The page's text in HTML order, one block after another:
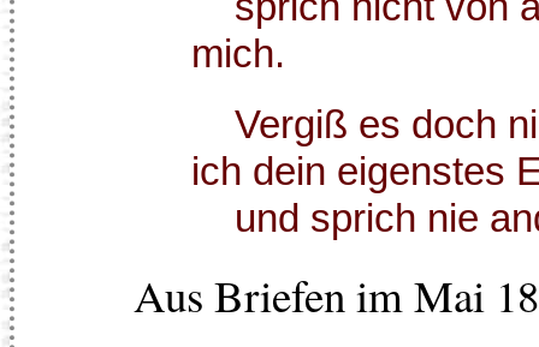
mich.
Vergiß es doch
ich dein eigenstes
und sprich nie
Aus Briefen im Mai